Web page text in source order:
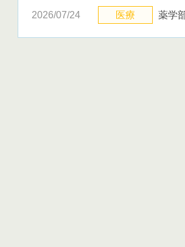
2026/07/24 医療 薬学